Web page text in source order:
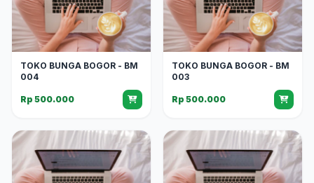
TOKO BUNGA BOGOR - BM
004
Rp 500.000
TOKO BUNGA BOGOR - BM
003
Rp 500.000